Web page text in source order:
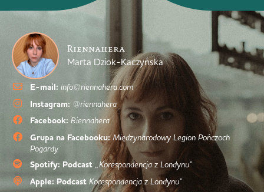
Riennahera
Marta Dziok-Kaczyńska
E-mail: info@riennahera.com
Instagram: @riennahera
Facebook: Riennahera
Grupa na Facebooku: Międzynarodowy Legion Pończoch
Pogardy
Spotify: Podcast „Korespondencja z Londynu”
Apple: Podcast Korespondencja z Londynu”